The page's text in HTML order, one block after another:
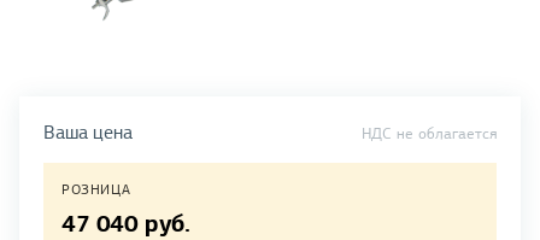
Ваша цена НДС не облагается
РОЗНИЦА
47 040 руб.